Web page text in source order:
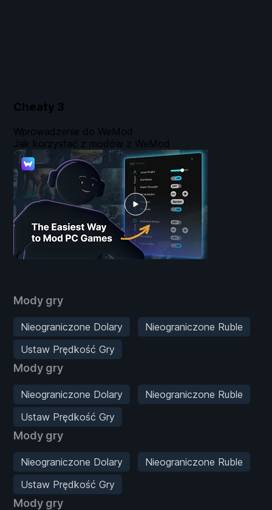
Cheaty 3
Mody gry
Nieograniczone Dolary
Nieograniczone Ruble
Ustaw Prędkość Gry
Mody gry
Nieograniczone Dolary
Nieograniczone Ruble
Ustaw Prędkość Gry
Mody gry
Nieograniczone Dolary
Nieograniczone Ruble
Ustaw Prędkość Gry
Mody gry
Wprowadzenie do WeMod
Jak korzystać z modów z WeMod